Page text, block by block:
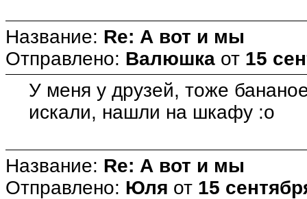
Название: Re: А вот и мы
Отправлено: Валюшка от 15
У меня у друзей, тоже
искали, нашли на шкафу :o
Название: Re: А вот и мы
Отправлено: Юля от 15